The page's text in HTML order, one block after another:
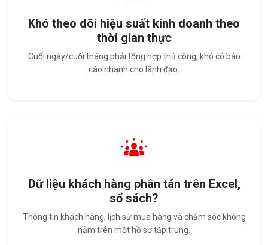
Khó theo dõi hiệu suất kinh doanh theo
thời gian thực
Cuối ngày/cuối tháng phải tổng hợp thủ công, khó có báo
cáo nhanh cho lãnh đạo.
Dữ liệu khách hàng phân tán trên Excel,
sổ sách?
Thông tin khách hàng, lịch sử mua hàng và chăm sóc không
nằm trên một hồ sơ tập trung.